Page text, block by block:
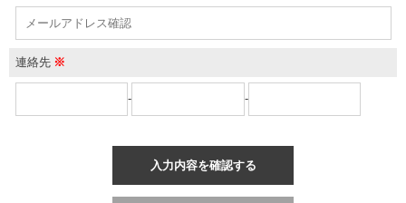
連絡先 ※
- -
入力内容を確認する